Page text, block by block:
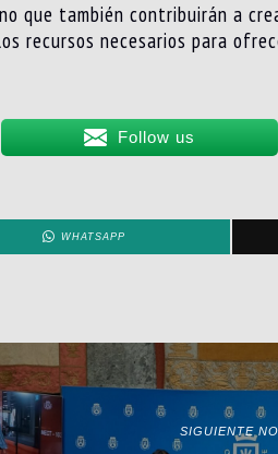
que también contribuirán a
recursos necesarios para
Follow us
WHATSAPP
SIGUIENTE